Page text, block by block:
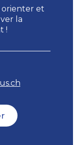
orienter et
la
!